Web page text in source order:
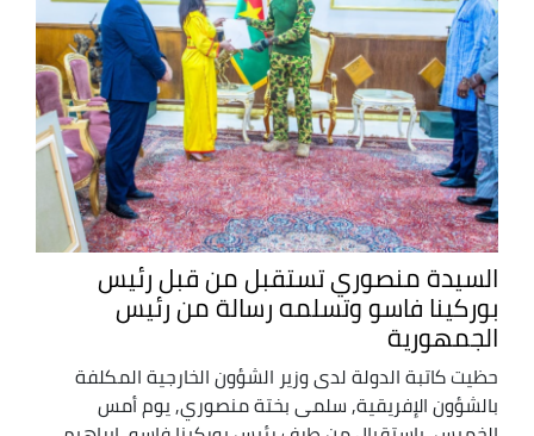
السيدة منصوري تستقبل من قبل رئيس
بوركينا فاسو وتسلمه رسالة من رئيس
الجمهورية
حظيت كاتبة الدولة لدى وزير الشؤون الخارجية المكلفة
بالشؤون الإفريقية, سلمى بختة منصوري, يوم أمس